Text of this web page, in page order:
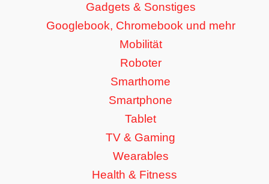
Gadgets & Sonstiges
Googlebook, Chromebook und mehr
Mobilität
Roboter
Smarthome
Smartphone
Tablet
TV & Gaming
Wearables
Health & Fitness